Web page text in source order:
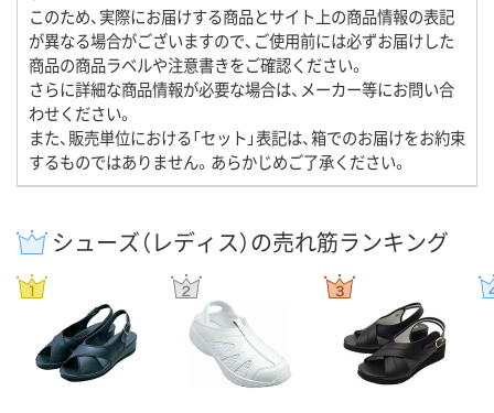
このため、実際にお届けする商品とサイト上の商品情報の表記
が異なる場合がございますので、ご使用前には必ずお届けした
商品の商品ラベルや注意書きをご確認ください。
さらに詳細な商品情報が必要な場合は、メーカー等にお問い合
わせください。
また、販売単位における「セット」表記は、箱でのお届けをお約束
するものではありません。あらかじめご了承ください。
シューズ（レディス）の売れ筋ランキング